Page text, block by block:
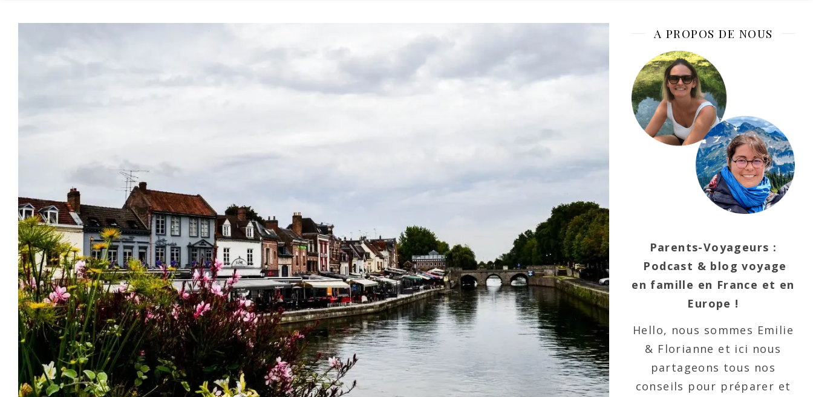
A PROPOS DE NOUS
Parents-Voyageurs :
Podcast & blog voyage
en famille en France et en
Europe !
Hello, nous sommes Emilie
& Florianne et ici nous
partageons tous nos
conseils pour préparer et